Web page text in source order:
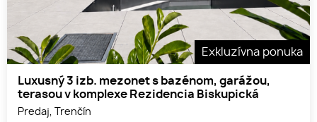
Exkluzívna ponuka
Luxusný 3 izb. mezonet s bazénom, garážou,
terasou v komplexe Rezidencia Biskupická
Predaj, Trenčín